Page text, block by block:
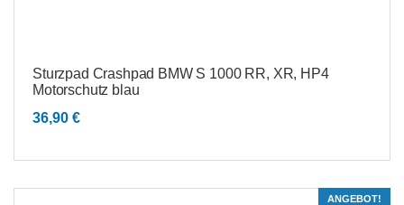
Sturzpad Crashpad BMW S 1000 RR, XR, HP4
Motorschutz blau
36,90 €
ANGEBOT!